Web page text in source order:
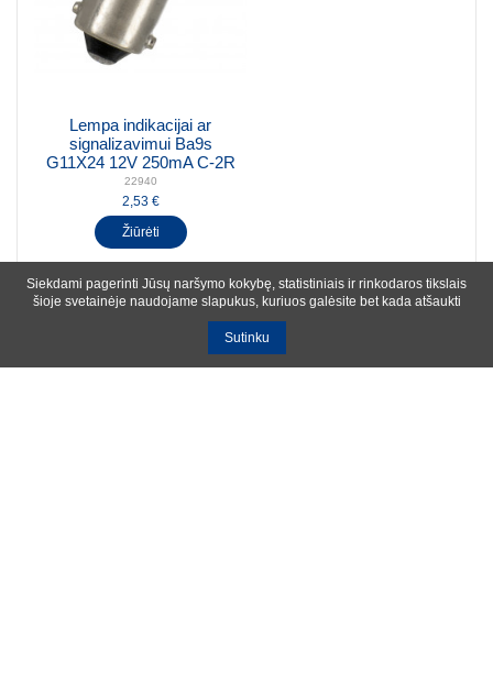
Lempa indikacijai ar
signalizavimui Ba9s
G11X24 12V 250mA C-2R
22940
2,53 €
Žiūrėti
Siekdami pagerinti Jūsų naršymo kokybę, statistiniais ir rinkodaros tikslais
šioje svetainėje naudojame slapukus, kuriuos galėsite bet kada atšaukti
Sutinku